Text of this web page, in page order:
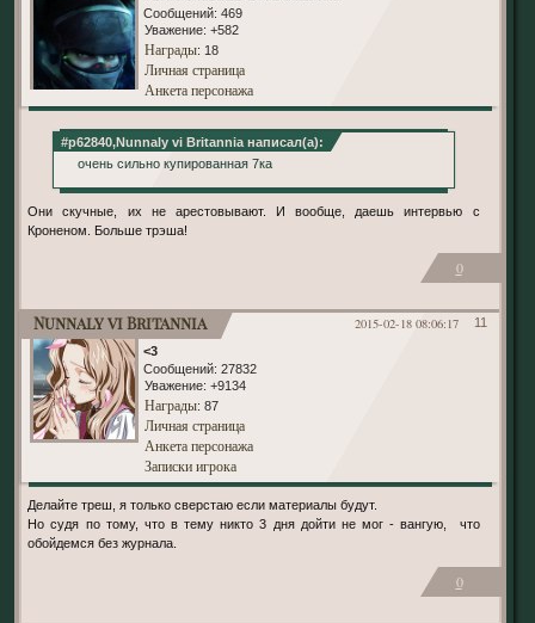
Сообщений: 469
Уважение: +582
Награды: 18
Личная страница
Анкета персонажа
#p62840,Nunnaly vi Britannia написал(а):
очень сильно купированная 7ка
Они скучные, их не арестовывают. И вообще, даешь интервью с
Кроненом. Больше трэша!
0
11
2015-02-18 08:06:17
Nunnaly vi Britannia
<3
Сообщений: 27832
Уважение: +9134
Награды: 87
Личная страница
Анкета персонажа
Записки игрока
Делайте треш, я только сверстаю если материалы будут.
Но судя по тому, что в тему никто 3 дня дойти не мог - вангую, что
обойдемся без журнала.
0